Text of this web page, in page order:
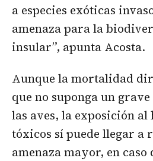
a especies exóticas
amenaza para la
insular”, apunta Acosta.
Aunque la mortalidad
que no suponga un
las aves, la exposición al
tóxicos sí puede llegar a
amenaza mayor, en caso